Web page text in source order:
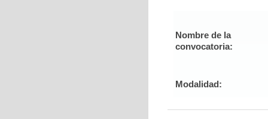
Nombre de la
convocatoria:
Modalidad: